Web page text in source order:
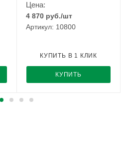
Цена:
4 870 руб./шт
Артикул: 10800
КУПИТЬ
КУПИТЬ В 1 КЛИК